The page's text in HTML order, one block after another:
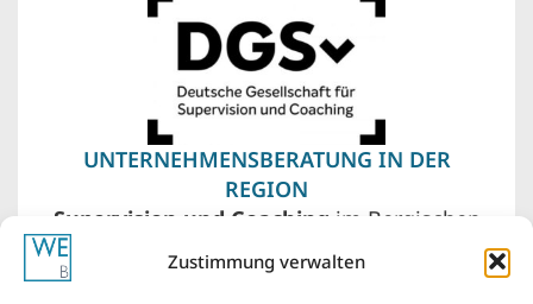
Zustimmung verwalten
UNTERNEHMENSBERATUNG IN DER
REGION
Supervision und Coaching im Bergischen
Land – Wuppertal, Remscheid, Solingen. Vor
meiner Haustür liegen auch Düsseldorf,